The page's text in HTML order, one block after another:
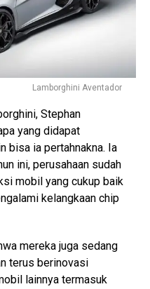
Lamborghini Aventador
Stephan
yang didapat
bisa ia pertahnakna. Ia
ini, perusahaan sudah
mobil yang cukup baik
kelangkaan chip
mereka juga sedang
terus berinovasi
lainnya termasuk